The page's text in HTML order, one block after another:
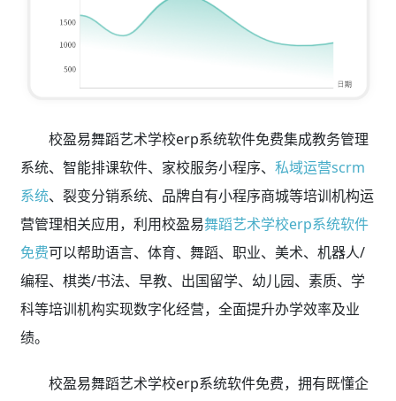
校盈易舞蹈艺术学校erp系统软件免费集成教务管理
系统、智能排课软件、家校服务小程序、 私域运营scrm
系统、裂变分销系统、品牌自有小程序商城等培训机构运
营管理相关应用，利用校盈易舞蹈艺术学校erp系统软件
免费可以帮助语言、体育、舞蹈、职业、美术、机器人/
编程、棋类/书法、早教、出国留学、幼儿园、素质、学
科等培训机构实现数字化经营，全面提升办学效率及业
绩。
校盈易舞蹈艺术学校erp系统软件免费，拥有既懂企